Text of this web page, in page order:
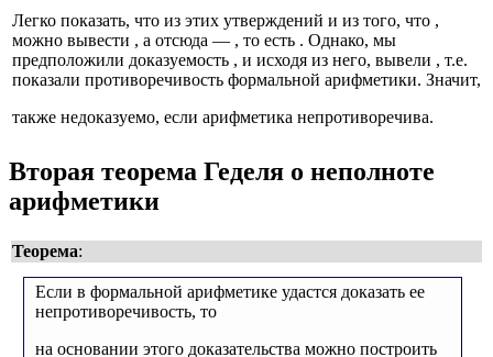
Легко показать, что из этих утверждений и из того, что ,
можно вывести , а отсюда — , то есть . Однако, мы
предположили доказуемость , и исходя из него, вывели , т.е.
показали противоречивость формальной арифметики. Значит,
также недоказуемо, если арифметика непротиворечива.
Вторая теорема Геделя о неполноте
арифметики
Теорема:
Если в формальной арифметике удастся доказать ее
непротиворечивость, то
на основании этого доказательства можно построить